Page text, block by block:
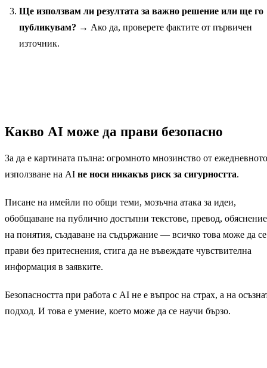
Ще използвам ли резултата за важно решение или ще го
публикувам? → Ако да, проверете фактите от първичен
източник.
Какво AI може да прави безопасно
За да е картината пълна: огромното мнозинство от ежедневното
използване на AI не носи никакъв риск за сигурността.
Писане на имейли по общи теми, мозъчна атака за идеи,
обобщаване на публично достъпни текстове, превод, обяснение
на понятия, създаване на съдържание — всичко това може да се
прави без притеснения, стига да не въвеждате чувствителна
информация в заявките.
Безопасността при работа с AI не е въпрос на страх, а на
подход. И това е умение, което може да се научи бързо.